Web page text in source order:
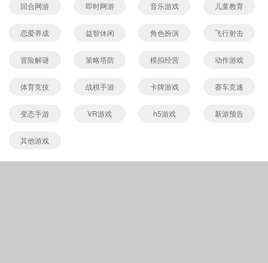
回合网游 即时网游 音乐游戏 儿童教育
恋爱养成 益智休闲 角色扮演 飞行射击
冒险解谜 策略塔防 模拟经营 动作游戏
体育竞技 战棋手游 卡牌游戏 赛车竞速
变态手游 VR游戏 h5游戏 新游预告
其他游戏